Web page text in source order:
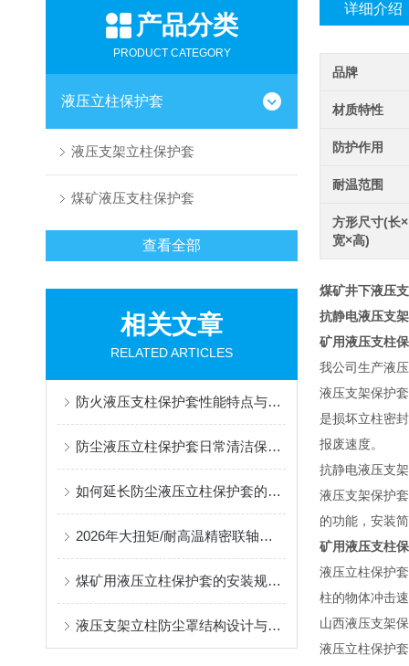
产品分类
PRODUCT CATEGORY
液压立柱保护套
液压支架立柱保护套
煤矿液压支柱保护套
查看全部
相关文章
RELATED ARTICLES
防火液压支柱保护套性能特点与阻燃防护应用
防尘液压立柱保护套日常清洁保养与更换规范
如何延长防尘液压立柱保护套的使用寿命？
2026年大扭矩/耐高温精密联轴器定制找哪家？能实现精准定制的优质厂家盘点
煤矿用液压立柱保护套的安装规范与使用寿命提升方案
液压支架立柱防尘罩结构设计与密封防护原理
详细介绍
品牌
材质特性
防护作用
耐温范围
方形尺寸(长×
宽×高)
煤矿井下液压
抗静电液压支
矿用液压支柱
我公司生产液
液压支架保护
是损坏立柱密
报废速度。
抗静电液压支
液压支架保护
的功能，安装
矿用液压支柱
液压立柱保护
柱的物体冲击
山西液压支架
液压立柱保护